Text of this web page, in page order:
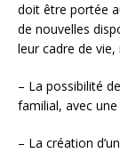
doit être portée
de nouvelles
leur cadre de
– La possibilité
familial, avec
– La création d’un